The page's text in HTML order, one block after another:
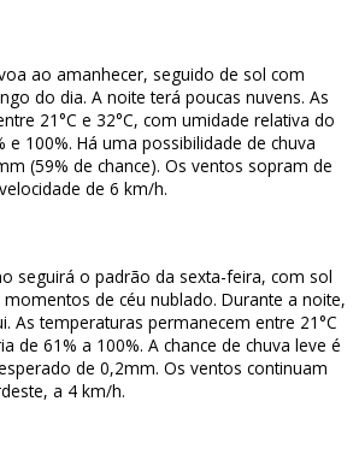
ao amanhecer, seguido de sol com
do dia. A noite terá poucas nuvens. As
21°C e 32°C, com umidade relativa do
e 100%. Há uma possibilidade de chuva
(59% de chance). Os ventos sopram de
de 6 km/h.
seguirá o padrão da sexta-feira, com sol
de céu nublado. Durante a noite,
As temperaturas permanecem entre 21°C
de 61% a 100%. A chance de chuva leve é
de 0,2mm. Os ventos continuam
a 4 km/h.